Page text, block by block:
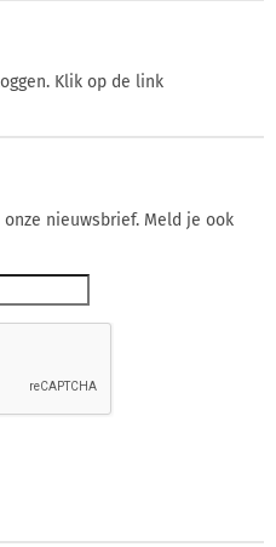
Klik op de link
nieuwsbrief. Meld je ook